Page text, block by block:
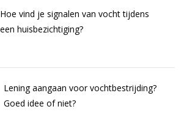
Hoe vind je signalen van vocht tijdens
een huisbezichtiging?
Lening aangaan voor vochtbestrijding?
Goed idee of niet?